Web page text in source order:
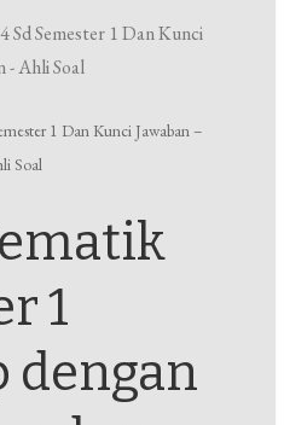
1 Dan Kunci Jawaban –
Soal
1
dengan